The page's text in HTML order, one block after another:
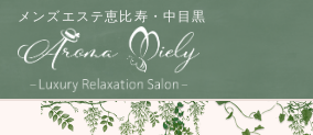
メンズエステ恵比寿・中目黒